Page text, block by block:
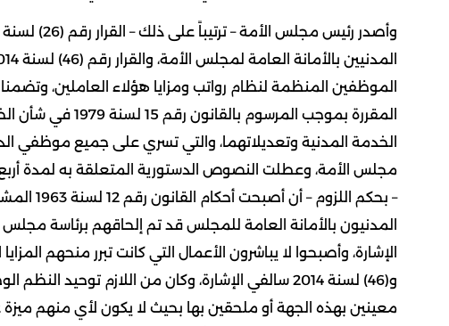
الموظفين المنظمة لنظام رواتب ومزايا هؤلاء العاملين،
الخدمة المدنية وتعديلاتهما، والتي تسري على جميع موظفي
مجلس الأمة، وعطلت النصوص الدستورية المتعلقة به لمدة
– بحكم
و(46) لسنة 2014 سالفي الإشارة، وكان من اللازم
معينين بهذه الجهة أو ملحقين بها بحيث لا يكون لأي منهم ميزة